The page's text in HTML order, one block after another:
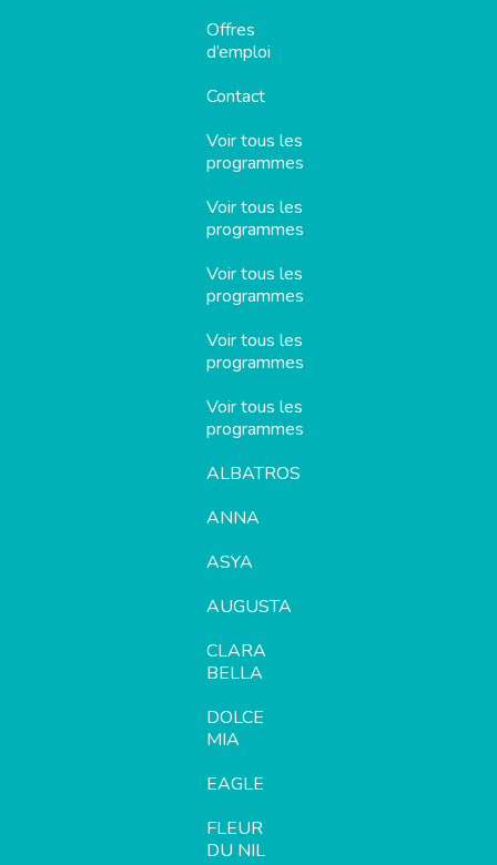
Offres
d’emploi
Contact
Voir tous les
programmes
Voir tous les
programmes
Voir tous les
programmes
Voir tous les
programmes
Voir tous les
programmes
ALBATROS
ANNA
ASYA
AUGUSTA
CLARA
BELLA
DOLCE
MIA
EAGLE
FLEUR
DU NIL